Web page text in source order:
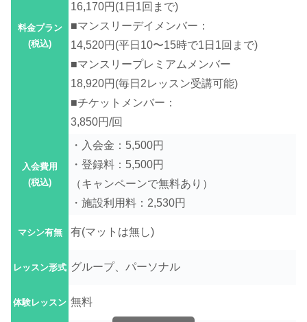
料金プラン
(税込)
16,170円(1日1回まで)
■マンスリーデイメンバー：
14,520円(平日10〜15時で1日1回まで)
■マンスリープレミアムメンバー
18,920円(毎日2レッスン受講可能)
■チケットメンバー：
3,850円/回
入会費用
(税込)
・入会金：5,500円
・登録料：5,500円
（キャンペーンで無料あり）
・施設利用料：2,530円
マシン有無 有(マットは無し)
レッスン形式 グループ、パーソナル
体験レッスン 無料